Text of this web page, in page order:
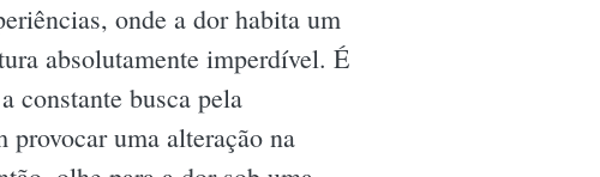
onde a dor habita um
absolutamente imperdível. É
constante busca pela
uma alteração na